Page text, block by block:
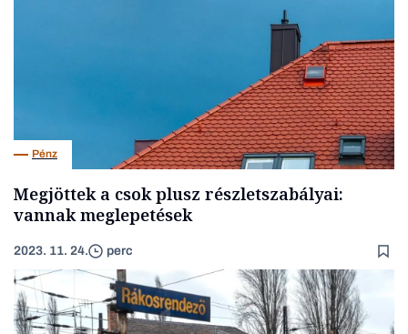
Pénz
Megjöttek a csok plusz részletszabályai:
vannak meglepetések
2023. 11. 24. perc